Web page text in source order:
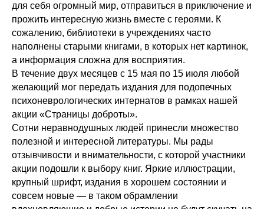
для себя огромный мир, отправиться в приключение и
прожить интересную жизнь вместе с героями. К
сожалению, библиотеки в учреждениях часто
наполнены старыми книгами, в которых нет картинок,
а информация сложна для восприятия.
В течение двух месяцев с 15 мая по 15 июля любой
желающий мог передать издания для подопечных
психоневрологических интернатов в рамках нашей
акции «Страницы доброты».
Сотни неравнодушных людей принесли множество
полезной и интересной литературы. Мы рады
отзывчивости и внимательности, с которой участники
акции подошли к выбору книг. Яркие иллюстрации,
крупный шрифт, издания в хорошем состоянии и
совсем новые — в таком обрамлении